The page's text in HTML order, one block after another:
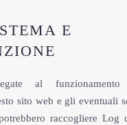
E
al
sito web e gli eventuali
raccogliere Log